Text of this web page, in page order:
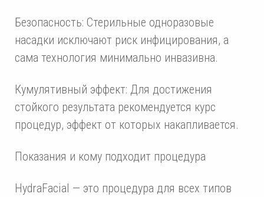
Безопасность: Стерильные одноразовые
насадки исключают риск инфицирования, а
сама технология минимально инвазивна.
Кумулятивный эффект: Для достижения
стойкого результата рекомендуется курс
процедур, эффект от которых накапливается.
Показания и кому подходит процедура
HydraFacial — это процедура для всех типов